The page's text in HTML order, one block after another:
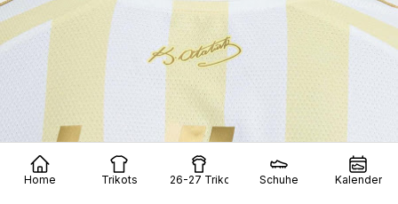
Home Trikots 26-27 Trikots Schuhe Kalender